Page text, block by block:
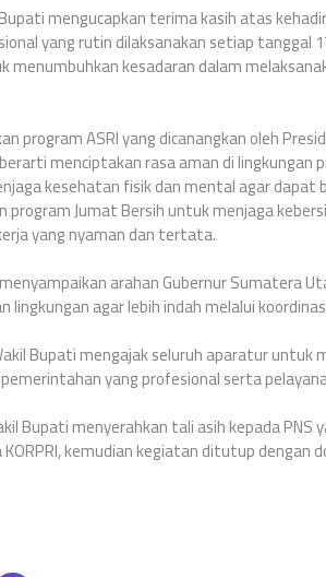
mengucapkan terima kasih atas
yang rutin dilaksanakan setiap
kesadaran dalam
program ASRI yang dicanangkan oleh
menciptakan rasa aman di
kesehatan fisik dan mental agar dapat
program Jumat Bersih untuk menjaga
yang nyaman dan tertata.
arahan Gubernur Sumatera
lingkungan agar lebih indah melalui
Bupati mengajak seluruh aparatur untuk
yang profesional serta
Bupati menyerahkan tali asih kepada
kemudian kegiatan ditutup dengan